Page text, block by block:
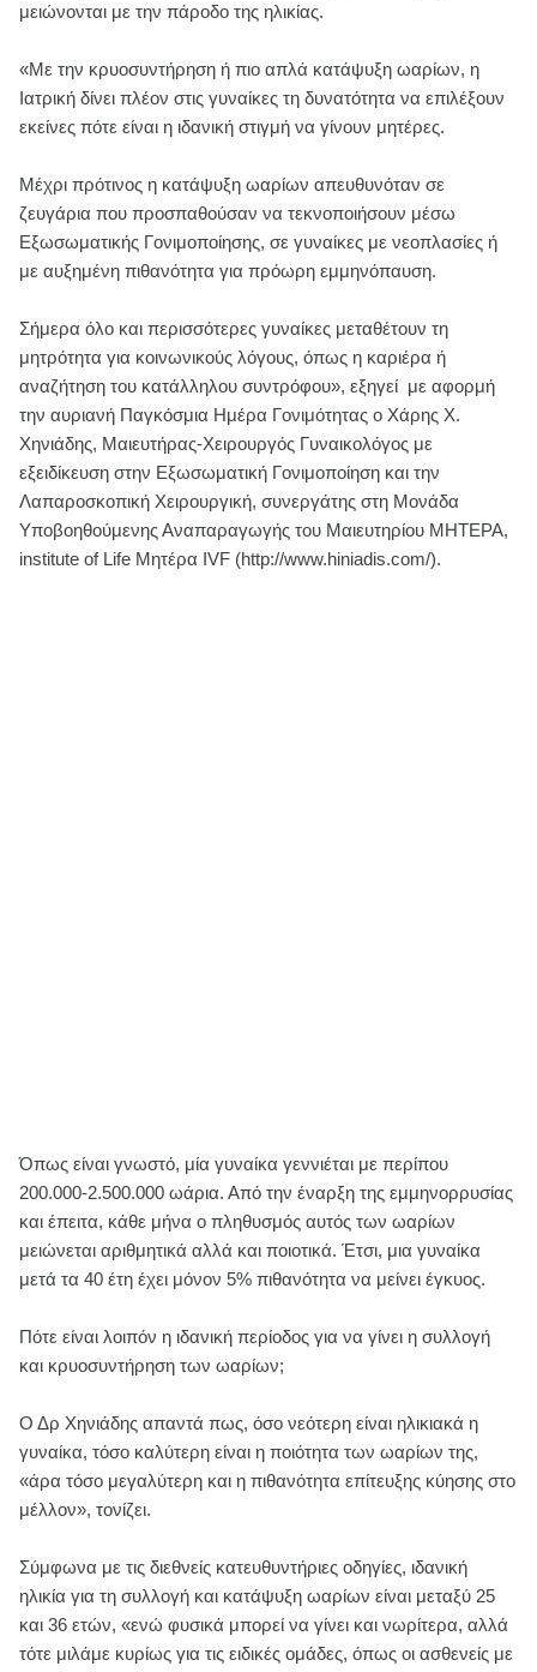
μειώνονται με την πάροδο της ηλικίας.
«Με την κρυοσυντήρηση ή πιο απλά κατάψυξη ωαρίων, η
Ιατρική δίνει πλέον στις γυναίκες τη δυνατότητα να επιλέξουν
εκείνες πότε είναι η ιδανική στιγμή να γίνουν μητέρες.
Μέχρι πρότινος η κατάψυξη ωαρίων απευθυνόταν σε
ζευγάρια που προσπαθούσαν να τεκνοποιήσουν μέσω
Εξωσωματικής Γονιμοποίησης, σε γυναίκες με νεοπλασίες ή
με αυξημένη πιθανότητα για πρόωρη εμμηνόπαυση.
Σήμερα όλο και περισσότερες γυναίκες μεταθέτουν τη
μητρότητα για κοινωνικούς λόγους, όπως η καριέρα ή
αναζήτηση του κατάλληλου συντρόφου», εξηγεί με αφορμή
την αυριανή Παγκόσμια Ημέρα Γονιμότητας ο Χάρης Χ.
Χηνιάδης, Μαιευτήρας-Χειρουργός Γυναικολόγος με
εξειδίκευση στην Εξωσωματική Γονιμοποίηση και την
Λαπαροσκοπική Χειρουργική, συνεργάτης στη Μονάδα
Υποβοηθούμενης Αναπαραγωγής του Μαιευτηρίου ΜΗΤΕΡΑ,
institute of Life Μητέρα IVF (http://www.hiniadis.com/).
Όπως είναι γνωστό, μία γυναίκα γεννιέται με περίπου
200.000-2.500.000 ωάρια. Από την έναρξη της εμμηνορρυσίας
και έπειτα, κάθε μήνα ο πληθυσμός αυτός των ωαρίων
μειώνεται αριθμητικά αλλά και ποιοτικά. Έτσι, μια γυναίκα
μετά τα 40 έτη έχει μόνον 5% πιθανότητα να μείνει έγκυος.
Πότε είναι λοιπόν η ιδανική περίοδος για να γίνει η συλλογή
και κρυοσυντήρηση των ωαρίων;
Ο Δρ Χηνιάδης απαντά πως, όσο νεότερη είναι ηλικιακά η
γυναίκα, τόσο καλύτερη είναι η ποιότητα των ωαρίων της,
«άρα τόσο μεγαλύτερη και η πιθανότητα επίτευξης κύησης στο
μέλλον», τονίζει.
Σύμφωνα με τις διεθνείς κατευθυντήριες οδηγίες, ιδανική
ηλικία για τη συλλογή και κατάψυξη ωαρίων είναι μεταξύ 25
και 36 ετών, «ενώ φυσικά μπορεί να γίνει και νωρίτερα, αλλά
τότε μιλάμε κυρίως για τις ειδικές ομάδες, όπως οι ασθενείς με